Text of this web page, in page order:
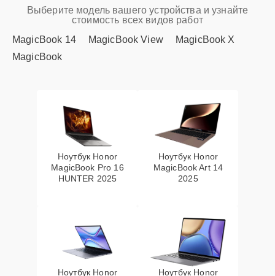
Выберите модель вашего устройства и узнайте
стоимость всех видов работ
MagicBook 14
MagicBook View
MagicBook X
MagicBook
Ноутбук Honor
MagicBook Pro 16
HUNTER 2025
Ноутбук Honor
MagicBook Art 14
2025
Ноутбук Honor Ноутбук Honor